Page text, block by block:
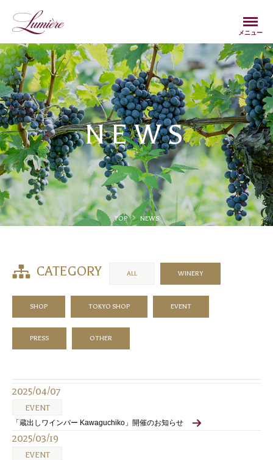
メニュー
NEWS
TOP NEWS
CATEGORY ALL WINERY
SHOP TOKYO SHOP EVENT
PRESS OTHER
2025/04/07
EVENT
「蔵出しワインバー Kawaguchiko」開催のお知らせ
2025/03/19
EVENT